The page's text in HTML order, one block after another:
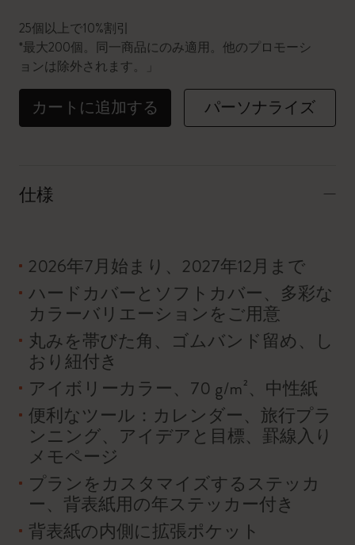
25個以上で10%割引
*最大200個。同一商品にのみ適用。他のプロモーシ
ョンは除外されます。」
カートに追加する パーソナライズ
仕様
2026年7月始まり、2027年12月まで
ハードカバーとソフトカバー、多彩な
カラーバリエーションをご用意
丸みを帯びた角、ゴムバンド留め、し
おり紐付き
アイボリーカラー、70 g/m²、中性紙
便利なツール：カレンダー、旅行プラ
ンニング、アイデアと目標、罫線入り
メモページ
プランをカスタマイズするステッカ
ー、背表紙用の年ステッカー付き
背表紙の内側に拡張ポケット